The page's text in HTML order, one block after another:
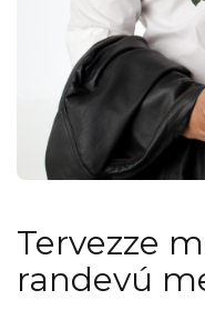
Tervezze
randevú